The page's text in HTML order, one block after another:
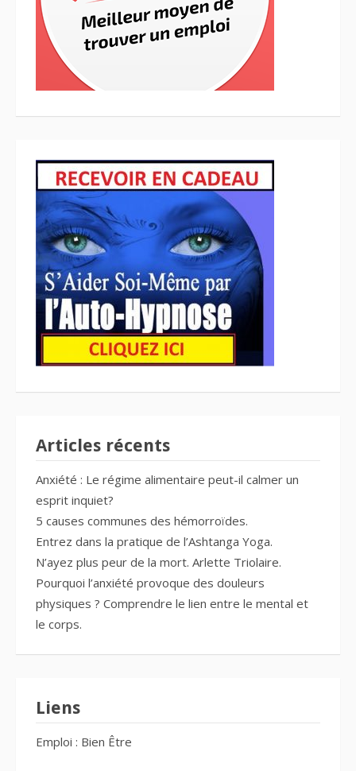
Articles récents
Anxiété : Le régime alimentaire peut-il calmer un
esprit inquiet?
5 causes communes des hémorroïdes.
Entrez dans la pratique de l’Ashtanga Yoga.
N’ayez plus peur de la mort. Arlette Triolaire.
Pourquoi l’anxiété provoque des douleurs
physiques ? Comprendre le lien entre le mental et
le corps.
Liens
Emploi : Bien Être